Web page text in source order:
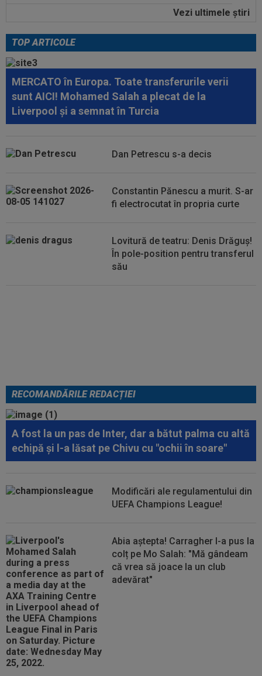
Gavi s-a ținut de promisiune!
15:09
A fost la un pas de Inter, dar a bătut palma cu
altă echipă și l-a lăsat pe...
15:01
Modificări ale regulamentului din UEFA
Champions League!
14:59
Abia aștepta! Carragher l-a pus la colț pe Mo
14:51 OFICIAL
Lotul Universității Craiova la meciul
14:24 OFICIAL Juan Bauza a semnat
Vezi ultimele ştiri
TOP ARTICOLE
MERCATO în Europa. Toate transferurile verii
sunt AICI! Mohamed Salah a plecat de la
Liverpool și a semnat în Turcia
Dan Petrescu s-a decis
Constantin Pănescu a murit. S-ar
fi electrocutat în propria curte
Lovitură de teatru: Denis Drăguș!
În pole-position pentru transferul
său
RECOMANDĂRILE REDACȚIEI
A fost la un pas de Inter, dar a bătut palma cu altă
echipă și l-a lăsat pe Chivu cu "ochii în soare"
Modificări ale regulamentului din
UEFA Champions League!
Abia aștepta! Carragher l-a pus la
colț pe Mo Salah: "Mă gândeam
că vrea să joace la un club
adevărat"